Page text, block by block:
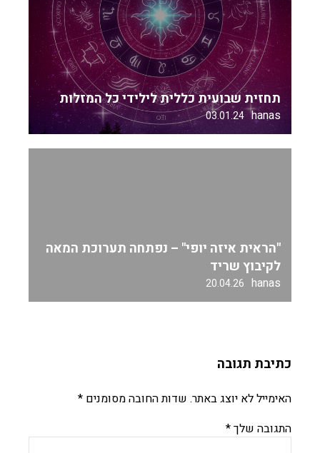
תחזית שבועית כללית לילידי כל המזלות
hanas
03.01.24
"הראית איזה יופי" – נפתחה תערוכת המאה
לקיבוץ שריד
hanas
20.04.26
כתיבת תגובה
האימייל לא יוצג באתר. שדות החובה מסומנים *
התגובה שלך*